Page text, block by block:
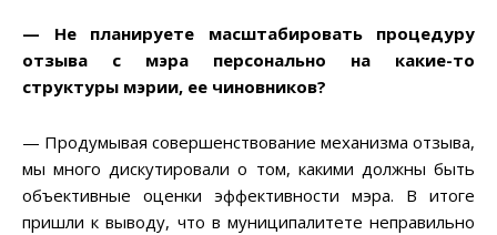
— Не планируете масштабировать процедуру
отзыва с мэра персонально на какие-то
структуры мэрии, ее чиновников?
— Продумывая совершенствование механизма отзыва,
мы много дискутировали о том, какими должны быть
объективные оценки эффективности мэра. В итоге
пришли к выводу, что в муниципалитете неправильно